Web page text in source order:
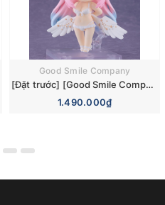
Good Smile Company
[Đặt trước] [Good Smile Company] Mô hình nhân vật Blue Archive Nendoroid 3084 Mika Misono Swimsuit Basic Figure (Bonus)
1.490.000₫